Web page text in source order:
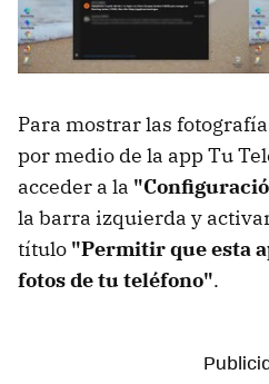
Para mostrar las
por medio de la app Tu
acceder a la
la barra izquierda y
título "Permitir que esta
fotos de tu teléfono".